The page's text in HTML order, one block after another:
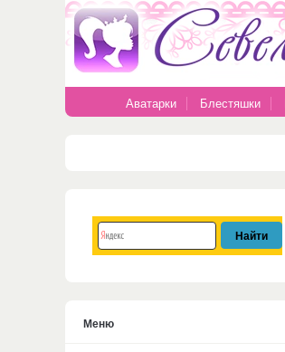
Аватарки Блестяшки
Меню